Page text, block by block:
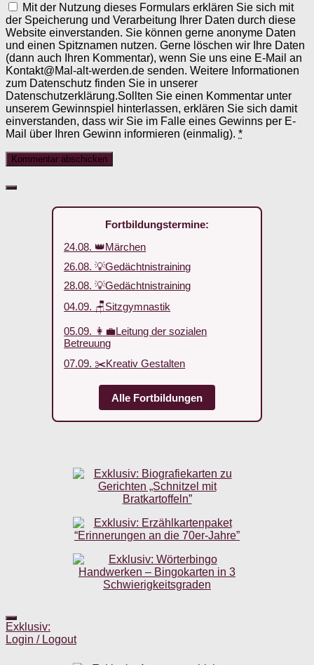
Mit der Nutzung dieses Formulars erklären Sie sich mit
der Speicherung und Verarbeitung Ihrer Daten durch diese
Website einverstanden. Sie können gerne anonyme Daten
und einen Spitznamen nutzen. Gerne löschen wir Ihre Daten
(dann auch Ihren Kommentar), wenn Sie uns eine E-Mail an
Kontakt@Mal-alt-werden.de senden. Weitere Informationen
zum Datenschutz finden Sie in unserer
Datenschutzerklärung.Sollten Sie einen Kommentar unter
unserem Gewinnspiel hinterlassen, erklären Sie sich damit
einverstanden, dass wir Sie im Falle eines Gewinns per E-
Mail über Ihren Gewinn informieren (einmalig). *
Fortbildungstermine:
24.08. 👑Märchen
26.08. 💡Gedächtnistraining
28.08. 💡Gedächtnistraining
04.09. 🪑Sitzgymnastik
05.09. 👩‍💼Leitung der sozialen
Betreuung
07.09. ✂️Kreativ Gestalten
Alle Fortbildungen
Exklusiv:
Login / Logout